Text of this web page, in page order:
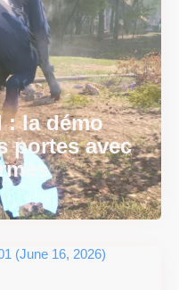
: la démo
portes avec